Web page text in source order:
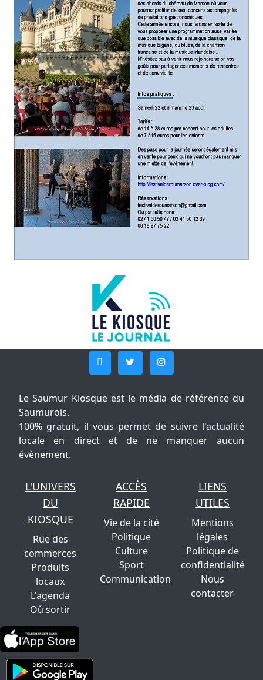
Le Saumur Kiosque est le média de référence du
Saumurois.
100% gratuit, il vous permet de suivre l'actualité
locale en direct et de ne manquer aucun
évènement.
L'UNIVERS
DU
KIOSQUE
Rue des
commerces
Produits
locaux
L'agenda
Où sortir
ACCÈS
RAPIDE
Vie de la cité
Politique
Culture
Sport
Communication
LIENS
UTILES
Mentions
légales
Politique de
confidentialité
Nous
contacter